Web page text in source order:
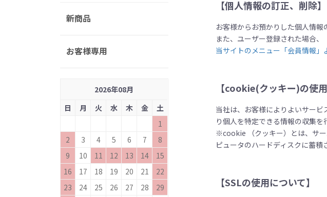
新商品
お客様専用
2026年08月
日
月 火 水 木 金
土
1
2
3 4 5 6 7
8
9
10 11 12 13 14
15
16
17 18 19 20 21
22
23
24 25 26 27 28
29
【個人情報の訂正、削除】
お客様からお預かりした個人情報
また、ユーザー登録された場合、
当サイトのメニュー「会員情報」
【cookie(クッキー)の使用
当社は、お客様によりよいサー
り個人を特定できる情報の収集
※cookie （クッキー）とは、サ
ピュータのハードディスクに蓄積
【SSLの使用について】